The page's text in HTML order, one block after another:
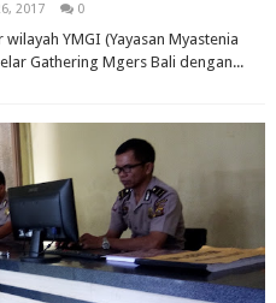
2017 0
YMGI (Yayasan Myastenia
Gathering Mgers Bali dengan...